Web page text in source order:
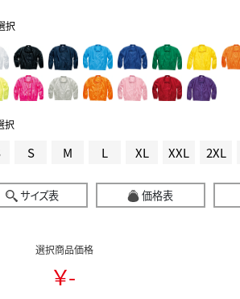
択
択
S M L XL XXL 2XL
サイズ表 価格表
選択商品価格
￥-